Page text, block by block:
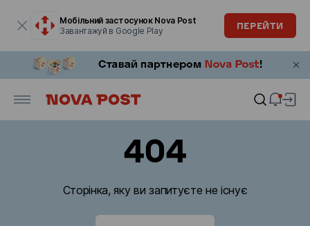
Мобільний застосунок Nova Post
Завантажуй в Google Play
ПЕРЕЙТИ
404
Сторінка, яку ви запитуєте не існує